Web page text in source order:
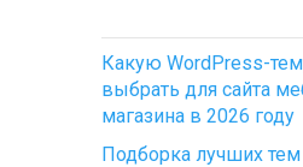
Какую WordPress-
выбрать для сайта
магазина в 2026 году
Подборка лучших